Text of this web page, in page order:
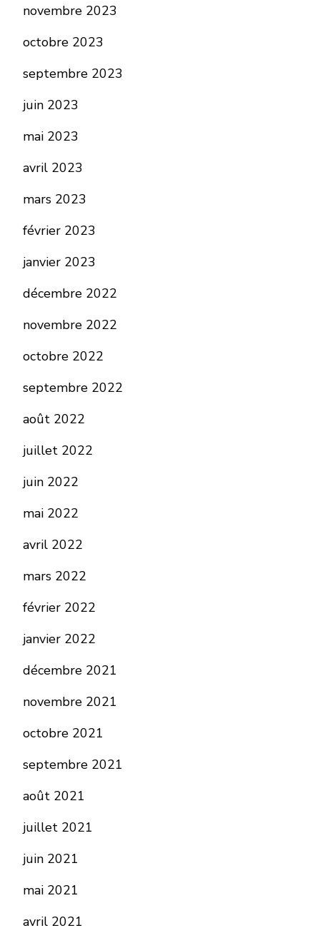
novembre 2023
octobre 2023
septembre 2023
juin 2023
mai 2023
avril 2023
mars 2023
février 2023
janvier 2023
décembre 2022
novembre 2022
octobre 2022
septembre 2022
août 2022
juillet 2022
juin 2022
mai 2022
avril 2022
mars 2022
février 2022
janvier 2022
décembre 2021
novembre 2021
octobre 2021
septembre 2021
août 2021
juillet 2021
juin 2021
mai 2021
avril 2021